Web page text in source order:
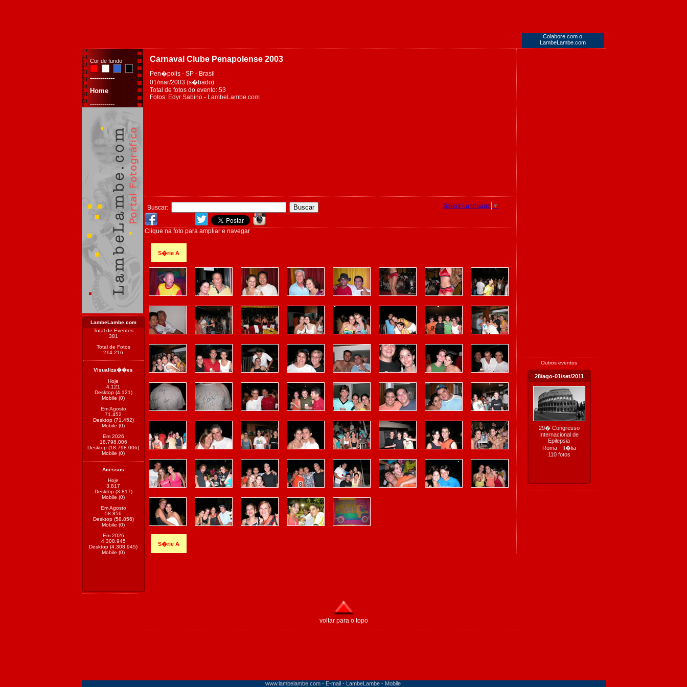
Colabore com o
LambeLambe.com
Cor de fundo
------------
Home
------------
LambeLambe.com
Total de Eventos
381
Total de Fotos
214.216
Visualiza��es
Hoje
4.121
Desktop (4.121)
Mobile (0)
Em Agosto
71.452
Desktop (71.452)
Mobile (0)
Em 2026
18.798.006
Desktop (18.798.006)
Mobile (0)
Acessos
Hoje
3.817
Desktop (3.817)
Mobile (0)
Em Agosto
58.856
Desktop (58.856)
Mobile (0)
Em 2026
4.308.945
Desktop (4.308.945)
Mobile (0)
Carnaval Clube Penapolense 2003
Pen�polis - SP - Brasil
01/mar/2003 (s�bado)
Total de fotos do evento: 53
Fotos: Edyr Sabino - LambeLambe.com
Buscar: Select Language ▼
Clique na foto para ampliar e navegar
S�rie A
S�rie A
Outros eventos
28/ago-01/set/2011
29� Congresso
Internacional de
Epilepsia
Roma - It�lia
110 fotos
voltar para o topo
www.lambelambe.com - E-mail - LambeLambe - Mobile